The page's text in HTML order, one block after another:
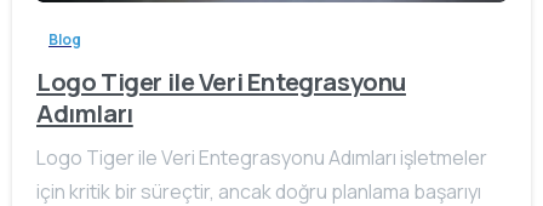
Blog
Logo Tiger ile Veri Entegrasyonu
Adımları
Logo Tiger ile Veri Entegrasyonu Adımları işletmeler
için kritik bir süreçtir, ancak doğru planlama başarıyı